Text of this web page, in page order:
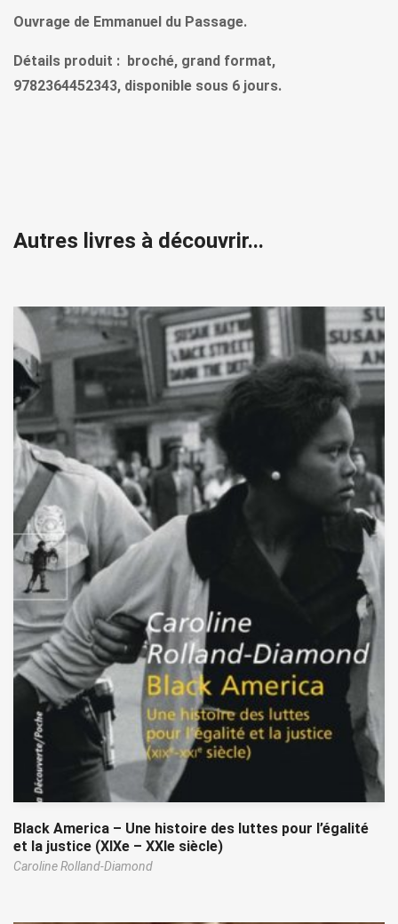
Ouvrage de Emmanuel du Passage.
Détails produit : broché, grand format,
9782364452343, disponible sous 6 jours.
Autres livres à découvrir...
Black America – Une histoire des luttes pour l’égalité
et la justice (XIXe – XXIe siècle)
Caroline Rolland-Diamond